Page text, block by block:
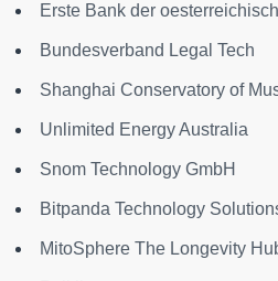
Erste Bank der
Bundesverband Legal Tech
Shanghai Conservatory of
Unlimited Energy Australia
Snom Technology GmbH
Bitpanda Technology
MitoSphere The Longevity